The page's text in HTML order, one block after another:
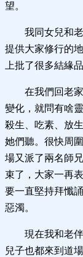
望。
我同女兒和
提供大家修行的
上批了很多結緣品
在我們回老
變化，就問有啥
殺生、吃素、放
她們聽。很快周
場又派了兩名師
束了，大家一再
要一直堅持拜懺
惡濁。
現在我和老
兒子也都來到道